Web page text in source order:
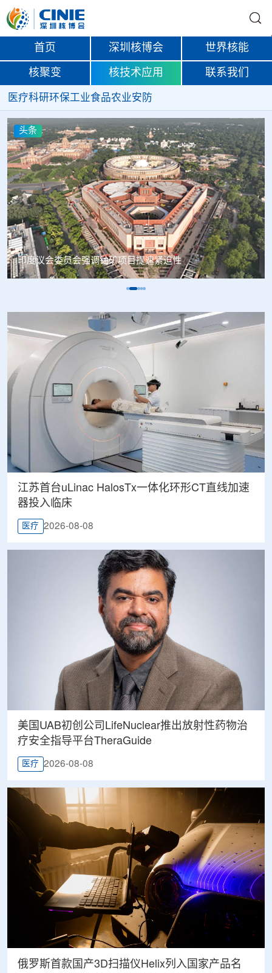
首页 深圳核博会 世界核能
核聚变 核技术应用 联系我们
医疗科研环保工业食品农业安防
头条
中核辐智正式设立 中国同辐持股90%打通核医疗全产业链
江苏首台uLinac HalosTx一体化环形CT直线加速
器投入临床
医疗 2026-08-08
美国UAB初创公司LifeNuclear推出放射性药物治
疗安全指导平台TheraGuide
医疗 2026-08-08
俄罗斯首款国产3D扫描仪Helix列入国家产品名